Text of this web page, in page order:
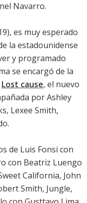
Navarro.
es muy esperado
la estadounidense
y programado
se encargó de la
Lost cause, el nuevo
por Ashley
Lexee Smith,
de Luis Fonsi con
con Beatriz Luengo
California, John
Smith, Jungle,